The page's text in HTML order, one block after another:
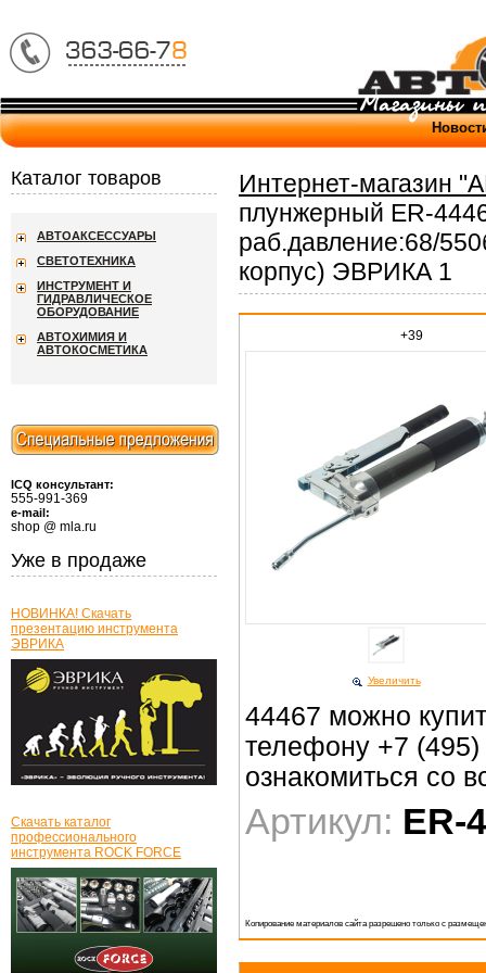
Интернет-магазин
плунжерный ER-
раб.давление:68/
корпус) ЭВРИКА 1
+39
Увеличить
44467 можно
телефону +7
ознакомиться со
Артикул: ER-
Копирование материалов сайта разрешено только с
Каталог товаров
АВТОАКСЕССУАРЫ
СВЕТОТЕХНИКА
ИНСТРУМЕНТ И
ГИДРАВЛИЧЕСКОЕ
ОБОРУДОВАНИЕ
АВТОХИМИЯ И
АВТОКОСМЕТИКА
ICQ консультант:
555-991-369
e-mail:
shop @ mla.ru
Уже в продаже
НОВИНКА! Скачать
презентацию инструмента
ЭВРИКА
Скачать каталог
профессионального
инструмента ROCK FORCE